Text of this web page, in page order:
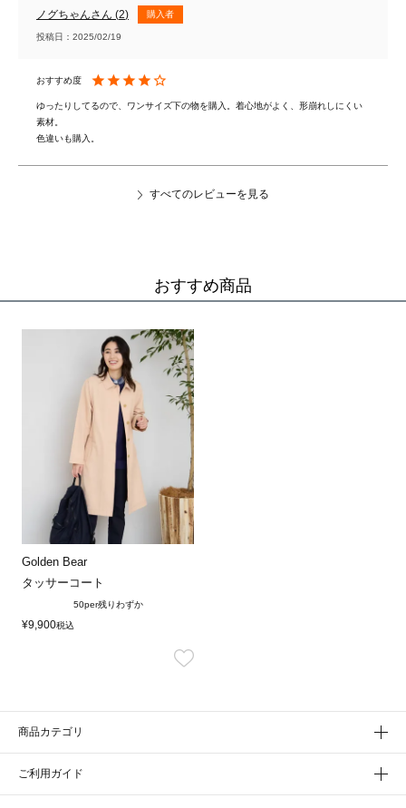
ノグちゃん 2 購入者
投稿日 2025/02/19
ゆったりしてるので、ワンサイズ下の物を購入。着心地がよく、形崩れしにくい
素材。
色違いも購入。
すべてのレビューを見る
おすすめ商品
Golden Bear
タッサーコート
50per残りわずか
¥9,900税込
商品カテゴリ
ご利用ガイド